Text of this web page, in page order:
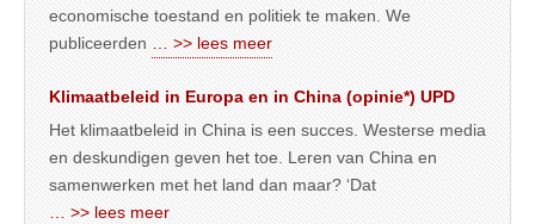
economische toestand en politiek te maken. We
publiceerden … >> lees meer
Klimaatbeleid in Europa en in China (opinie*) UPD
Het klimaatbeleid in China is een succes. Westerse media
en deskundigen geven het toe. Leren van China en
samenwerken met het land dan maar? ‘Dat
… >> lees meer